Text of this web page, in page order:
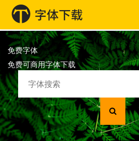
免费字体
免费可商用字体下载